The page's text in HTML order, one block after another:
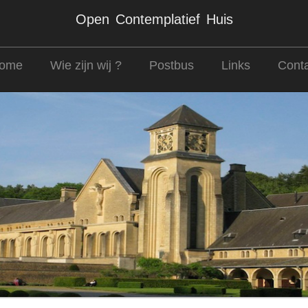
Open Contemplatief Huis
Wie zijn wij ? Postbus Links